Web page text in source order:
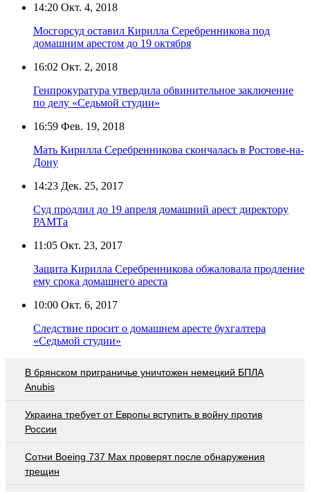
14:20 Окт. 4, 2018
Мосгорсуд оставил Кирилла Серебренникова под
домашним арестом до 19 октября
16:02 Окт. 2, 2018
Генпрокуратура утвердила обвинительное заключение
по делу «Седьмой студии»
16:59 Фев. 19, 2018
Мать Кирилла Серебренникова скончалась в Ростове-на-
Дону
14:23 Дек. 25, 2017
Суд продлил до 19 апреля домашний арест директору
РАМТа
11:05 Окт. 23, 2017
Защита Кирилла Серебренникова обжаловала продление
ему срока домашнего ареста
10:00 Окт. 6, 2017
Следствие просит о домашнем аресте бухгалтера
«Седьмой студии»
В брянском приграничье уничтожен немецкий БПЛА
Anubis
Украина требует от Европы вступить в войну против
России
Сотни Boeing 737 Max проверят после обнаружения
трещин